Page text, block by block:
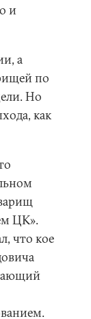
и
а
по
Но
как
ЦК».
что кое